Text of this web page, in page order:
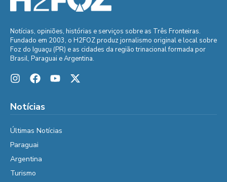
Notícias, opiniões, histórias e serviços sobre as Três Fronteiras.
Fundado em 2003, o H2FOZ produz jornalismo original e local sobre
Foz do Iguaçu (PR) e as cidades da região trinacional formada por
Brasil, Paraguai e Argentina.
Notícias
Últimas Notícias
Paraguai
Argentina
Turismo